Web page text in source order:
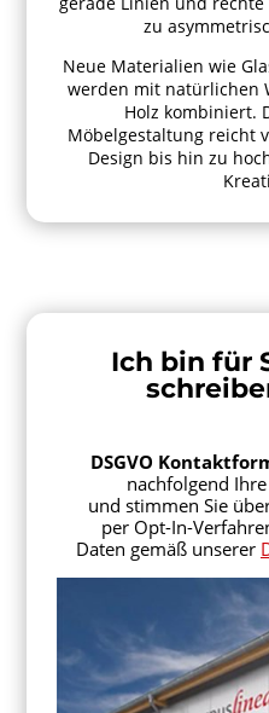
zu
Neue Materialien wie
werden mit natürlichen
Holz kombiniert.
Möbelgestaltung reicht
Design bis hin zu
Ich bin für
DSGVO
nachfolgend
und stimmen Sie
per Opt-In-
Daten gemäß unserer